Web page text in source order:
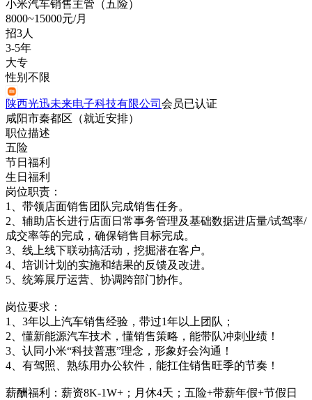
小米汽车销售主管（五险）
8000~15000元/月
招3人
3-5年
大专
性别不限
陕西光迅未来电子科技有限公司 会员已认证
咸阳市秦都区（就近安排）
职位描述
五险
节日福利
生日福利
岗位职责：
1、带领店面销售团队完成销售任务。
2、辅助店长进行店面日常事务管理及基础数据进店量/试驾率/
成交率等的完成，确保销售目标完成。
3、线上线下联动搞活动，挖掘潜在客户。
4、培训计划的实施和结果的反馈及改进。
5、统筹展厅运营、协调跨部门协作。
岗位要求：
1、3年以上汽车销售经验，带过1年以上团队；
2、懂新能源汽车技术，懂销售策略，能带队冲刺业绩！
3、认同小米“科技普惠”理念，形象好会沟通！
4、有驾照、熟练用办公软件，能扛住销售旺季的节奏！
薪酬福利：薪资8K-1W+；月休4天；五险+带薪年假+节假日